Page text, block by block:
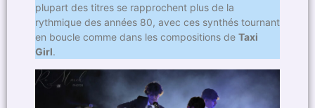
plupart des titres se rapprochent plus de la
rythmique des années 80, avec ces synthés tournant
en boucle comme dans les compositions de Taxi
Girl.